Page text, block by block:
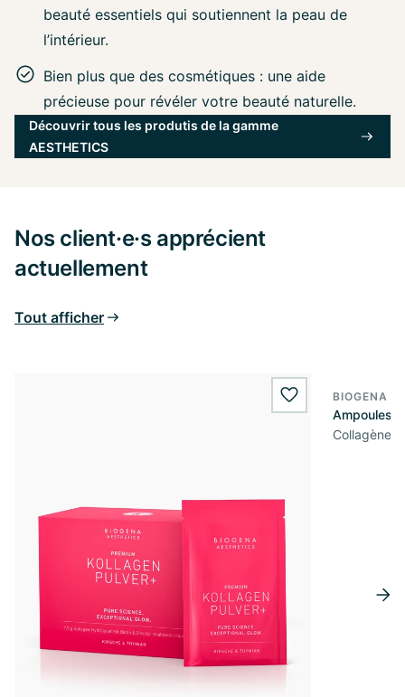
beauté essentiels qui soutiennent la peau de
l’intérieur.
Bien plus que des cosmétiques : une aide
précieuse pour révéler votre beauté naturelle.
Découvrir tous les produtis de la gamme
AESTHETICS
Nos client·e·s apprécient
actuellement
Tout afficher
wishlist.add
BIOGENA
Ampoules
Collagène